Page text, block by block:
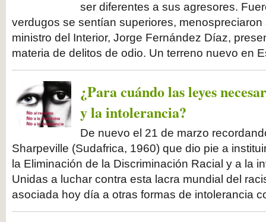
ser diferentes a sus agresores.
verdugos se sentían superiores, menospreciaron
ministro del Interior, Jorge Fernández Díaz,
materia de delitos de odio. Un terreno nuevo en
¿Para cuándo las leyes
y la intolerancia?
De nuevo el 21 de marzo
Sharpeville (Sudafrica, 1960) que dio pie a
la Eliminación de la Discriminación Racial y a la
Unidas a luchar contra esta lacra mundial del
asociada hoy día a otras formas de intolerancia